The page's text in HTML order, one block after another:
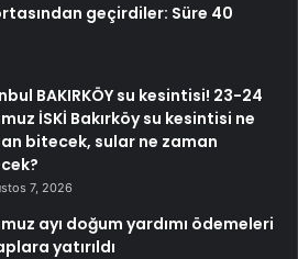
geçirdiler: Süre 40
BAKIRKÖY su kesintisi! 23-24
İSKİ Bakırköy su kesintisi ne
bitecek, sular ne zaman
7, 2026
ayı doğum yardımı ödemeleri
yatırıldı